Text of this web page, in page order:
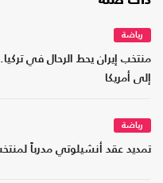
رياضة
منتخب إيران يحط الرحال في
إلى أمريكا
رياضة
تمديد عقد أنشيلوتي مدرباً لمنتخب